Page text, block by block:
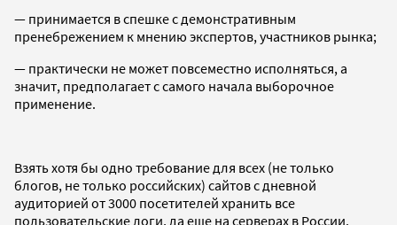
— принимается в спешке с демонстративным
пренебрежением к мнению экспертов, участников рынка;
— практически не может повсеместно исполняться, а
значит, предполагает с самого начала выборочное
применение.
Взять хотя бы одно требование для всех (не только
блогов, не только российских) сайтов с дневной
аудиторией от 3000 посетителей хранить все
пользовательские логи, да еще на серверах в России.